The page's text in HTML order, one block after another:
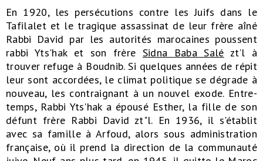
En 1920, les persécutions contre les Juifs dans le
Tafilalet et le tragique assassinat de leur frère aîné
Rabbi David par les autorités marocaines poussent
rabbi Yts'hak et son frère Sidna Baba Salé zt’l à
trouver refuge à Boudnib. Si quelques années de répit
leur sont accordées, le climat politique se dégrade à
nouveau, les contraignant à un nouvel exode. Entre-
temps, Rabbi Yts'hak a épousé Esther, la fille de son
défunt frère Rabbi David zt"l. En 1936, il s'établit
avec sa famille à Arfoud, alors sous administration
française, où il prend la direction de la communauté